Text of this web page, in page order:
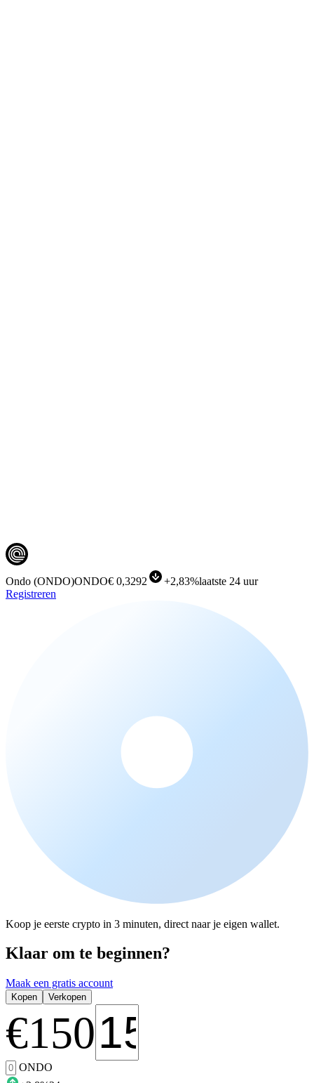
Ondo (ONDO)ONDO€ 0,3292 +2,83%laatste 24 uur
Registreren
Koop je eerste crypto in 3 minuten, direct naar je eigen wallet.
Klaar om te beginnen?
Maak een gratis account
Kopen Verkopen
€150
ONDO